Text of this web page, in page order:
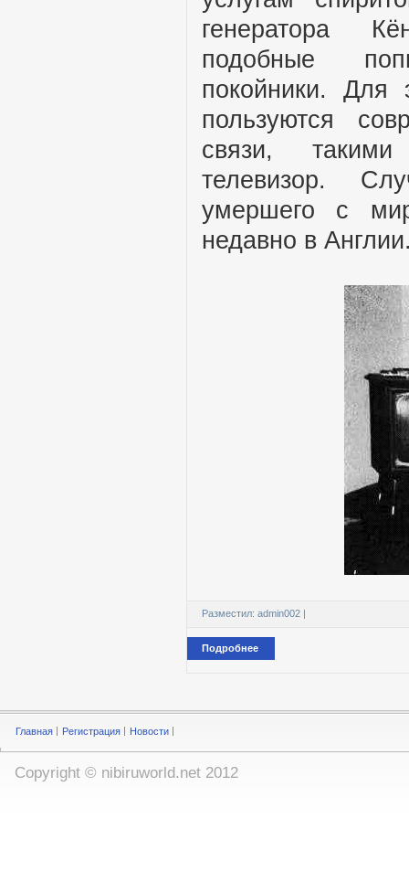
генератора
подобные
покойники. Для
пользуются
связи,
телевизор.
умершего с
недавно в
Разместил: admin002 |
Подробнее
Главная Регистрация Новости
Copyright © nibiruworld.net 2012